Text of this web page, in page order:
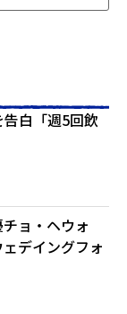
白「週5回飲
ョ・ヘウォ
デイングフォ